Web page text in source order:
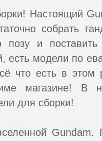
Настоящий
собрать
и
модели по
что есть в этом
магазине! В
для сборки!